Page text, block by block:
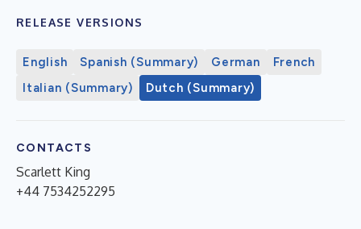
RELEASE VERSIONS
English Spanish (Summary) German
French
Italian (Summary)
Dutch (Summary)
CONTACTS
Scarlett King
+44 7534252295